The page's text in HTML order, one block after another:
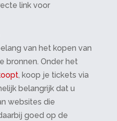
link voor
van het kopen van
bronnen. Onder het
, koop je tickets via
belangrijk dat u
websites die
goed op de